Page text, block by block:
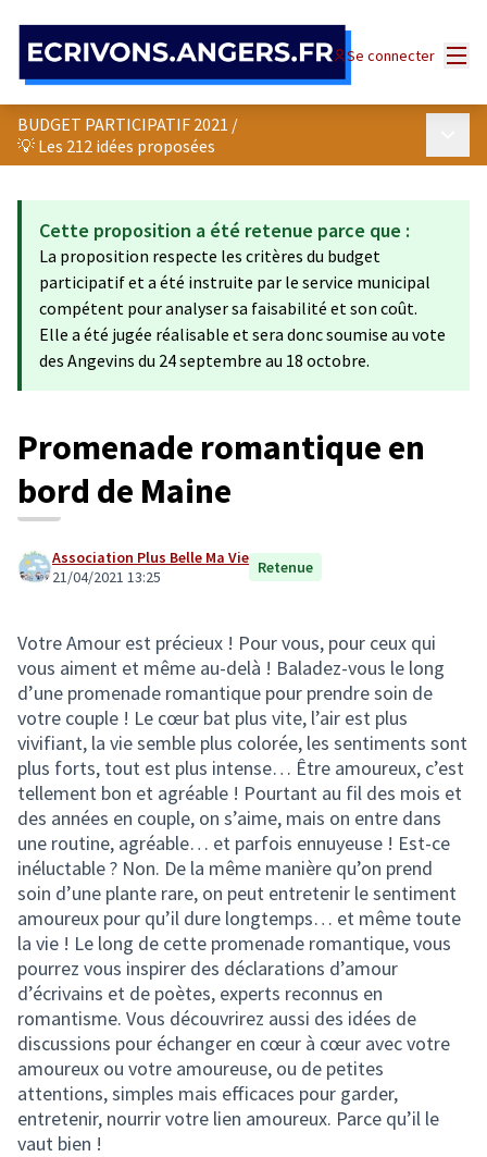
Se connecter
BUDGET PARTICIPATIF 2021 /
💡 Les 212 idées proposées
Cette proposition a été retenue parce que :
La proposition respecte les critères du budget
participatif et a été instruite par le service municipal
compétent pour analyser sa faisabilité et son coût.
Elle a été jugée réalisable et sera donc soumise au vote
des Angevins du 24 septembre au 18 octobre.
Promenade romantique en
bord de Maine
Association Plus Belle Ma Vie
21/04/2021 13:25
Retenue
Votre Amour est précieux ! Pour vous, pour ceux qui
vous aiment et même au-delà ! Baladez-vous le long
d’une promenade romantique pour prendre soin de
votre couple ! Le cœur bat plus vite, l’air est plus
vivifiant, la vie semble plus colorée, les sentiments sont
plus forts, tout est plus intense… Être amoureux, c’est
tellement bon et agréable ! Pourtant au fil des mois et
des années en couple, on s’aime, mais on entre dans
une routine, agréable… et parfois ennuyeuse ! Est-ce
inéluctable ? Non. De la même manière qu’on prend
soin d’une plante rare, on peut entretenir le sentiment
amoureux pour qu’il dure longtemps… et même toute
la vie ! Le long de cette promenade romantique, vous
pourrez vous inspirer des déclarations d’amour
d’écrivains et de poètes, experts reconnus en
romantisme. Vous découvrirez aussi des idées de
discussions pour échanger en cœur à cœur avec votre
amoureux ou votre amoureuse, ou de petites
attentions, simples mais efficaces pour garder,
entretenir, nourrir votre lien amoureux. Parce qu’il le
vaut bien !